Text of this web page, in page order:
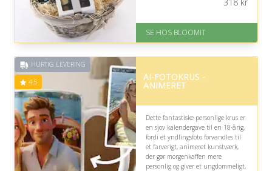
På lager
Levering: samme dag eller efter
Fremragende Trustpilot rating
SE HOS BLOOMIT
HURTIG LEVERING
4.5 AI-FOTOKRUS -
ANIMERET
Dette fantastiske personlige krus er
en sjov kalendergave til en 18-årig,
fordi et yndlingsfoto forvandles til
et farverigt, animeret kunstværk,
der gør morgenkaffen mere
personlig og giver et ungdommeligt,